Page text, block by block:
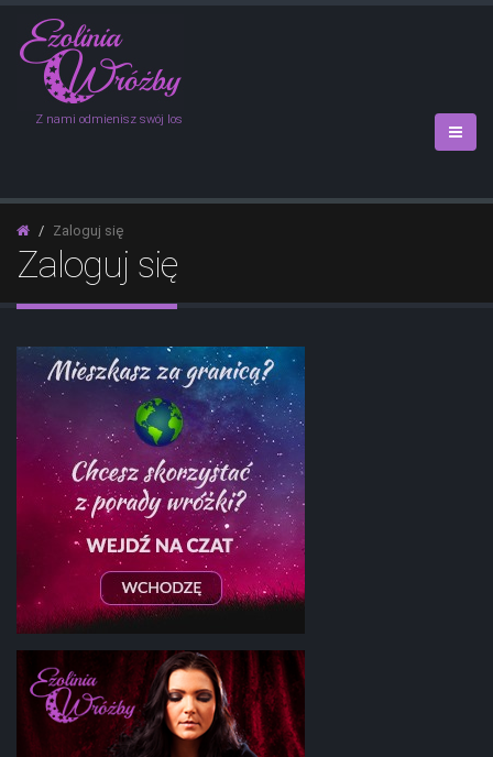
Z nami odmienisz swój los
Zaloguj się
Zaloguj się